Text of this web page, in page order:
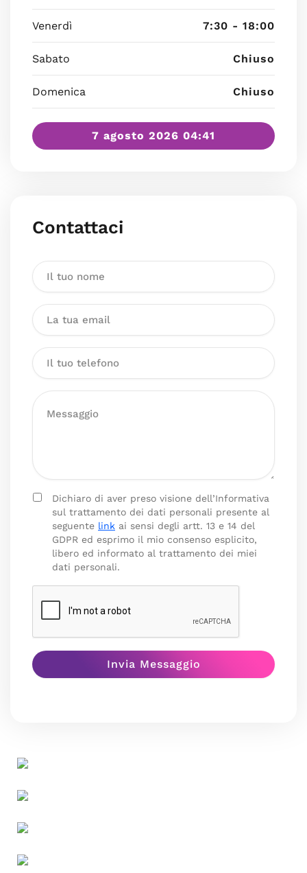
Venerdì 7:30 - 18:00
Sabato Chiuso
Domenica Chiuso
7 agosto 2026 04:41
Contattaci
Dichiaro di aver preso visione dell’Informativa
sul trattamento dei dati personali presente al
seguente link ai sensi degli artt. 13 e 14 del
GDPR ed esprimo il mio consenso esplicito,
libero ed informato al trattamento dei miei
dati personali.